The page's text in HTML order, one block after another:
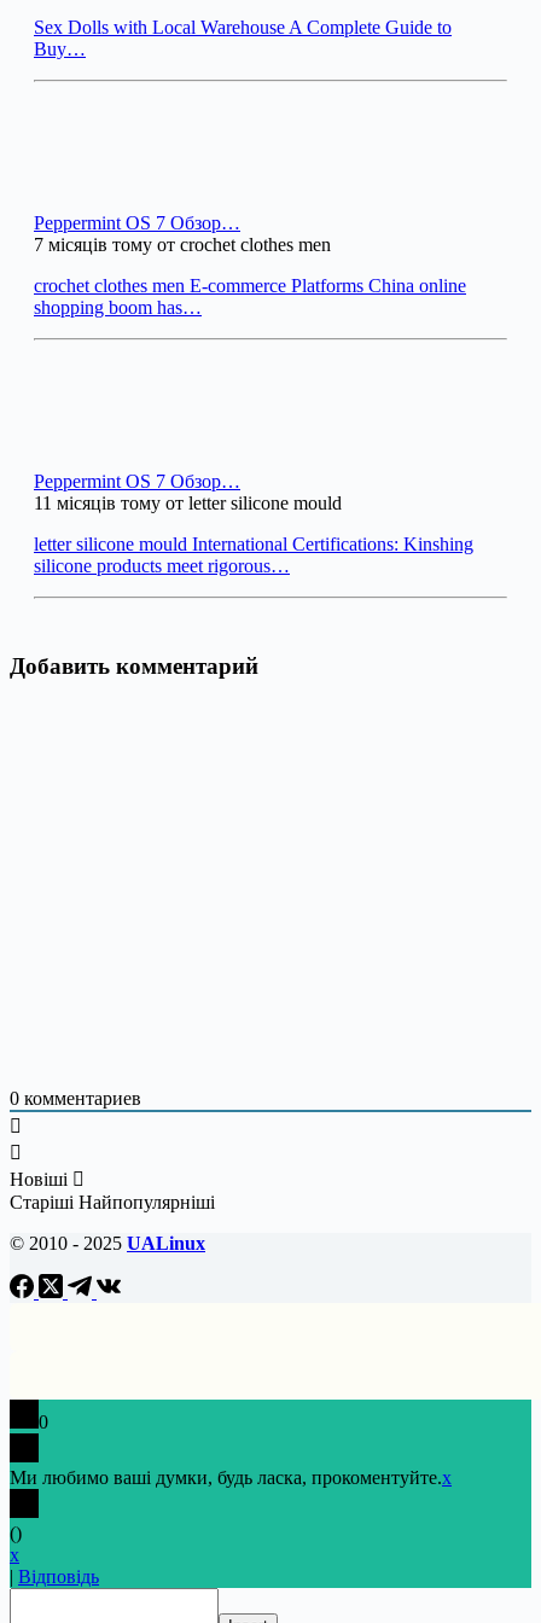
Sex Dolls with Local Warehouse A Complete Guide to
Buy…
Peppermint OS 7 Обзор…
7 місяців тому от crochet clothes men
crochet clothes men E-commerce Platforms China online
shopping boom has…
Peppermint OS 7 Обзор…
11 місяців тому от letter silicone mould
letter silicone mould International Certifications: Kinshing
silicone products meet rigorous…
Добавить комментарий
0 комментариев
Новіші
Старіші Найпопулярніші
© 2010 - 2025 UALinux
0
Ми любимо ваші думки, будь ласка, прокоментуйте.x
()
x
| Відповідь